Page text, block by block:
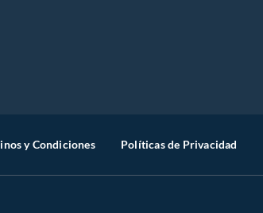
y Condiciones Políticas de Privacidad